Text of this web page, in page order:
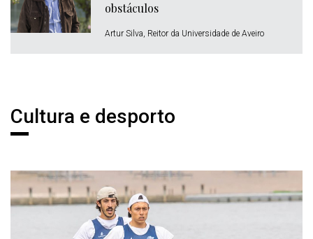
obstáculos
Artur Silva, Reitor da Universidade de Aveiro
Notícias
Cultura e desporto